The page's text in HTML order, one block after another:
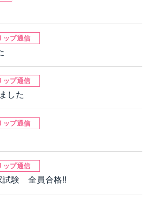
ップ通信
ップ通信
した
ップ通信
ップ通信
試験 全員合格‼